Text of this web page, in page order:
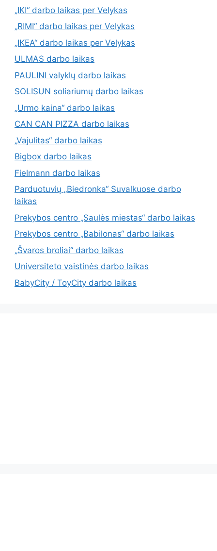
„IKI“ darbo laikas per Velykas
„RIMI“ darbo laikas per Velykas
„IKEA“ darbo laikas per Velykas
ULMAS darbo laikas
PAULINI valyklų darbo laikas
SOLISUN soliariumų darbo laikas
„Urmo kaina“ darbo laikas
CAN CAN PIZZA darbo laikas
„Vajulitas“ darbo laikas
Bigbox darbo laikas
Fielmann darbo laikas
Parduotuvių „Biedronka“ Suvalkuose darbo
laikas
Prekybos centro „Saulės miestas“ darbo laikas
Prekybos centro „Babilonas“ darbo laikas
„Švaros broliai“ darbo laikas
Universiteto vaistinės darbo laikas
BabyCity / ToyCity darbo laikas